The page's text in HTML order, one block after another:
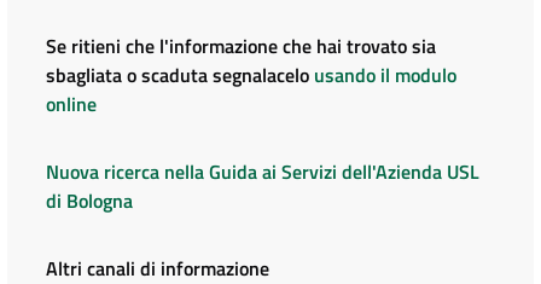
Se ritieni che l'informazione che hai trovato sia
sbagliata o scaduta segnalacelo usando il modulo
online
Nuova ricerca nella Guida ai Servizi dell'Azienda USL
di Bologna
Altri canali di informazione